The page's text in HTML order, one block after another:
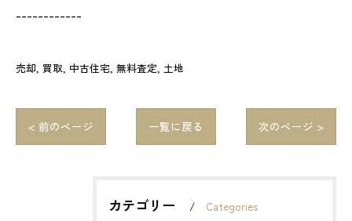
------------
売却 買取 中古住宅 無料査定 土地
< 前のページ 一覧に戻る 次のページ >
カテゴリー Categories